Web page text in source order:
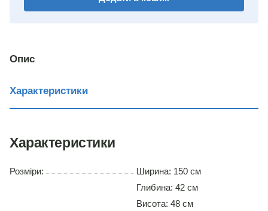
Опис
Характеристики
Характеристики
Розміри:
Ширина: 150 см
Глибина: 42 см
Висота: 48 см